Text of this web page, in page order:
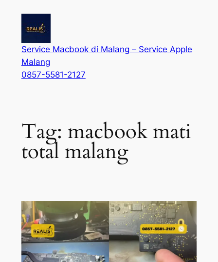
Service Macbook di Malang – Service Apple
Malang
0857-5581-2127
Tag: macbook mati
total malang